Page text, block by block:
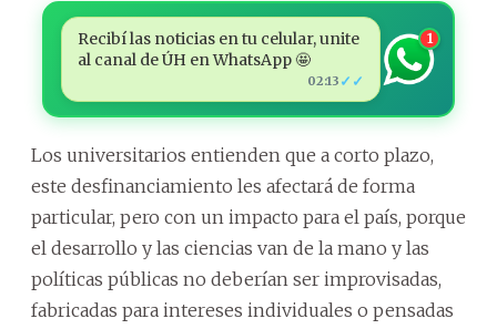
Recibí las noticias en tu celular, unite
al canal de ÚH en WhatsApp 🤩
02:13 ✓✓
1
Los universitarios entienden que a corto plazo,
este desfinanciamiento les afectará de forma
particular, pero con un impacto para el país, porque
el desarrollo y las ciencias van de la mano y las
políticas públicas no deberían ser improvisadas,
fabricadas para intereses individuales o pensadas